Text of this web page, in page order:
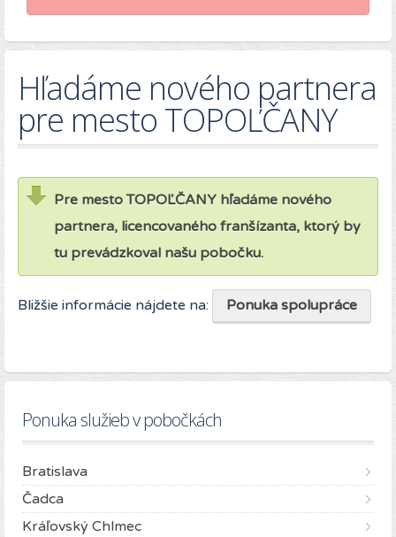
Hľadáme nového partnera
pre mesto TOPOĽČANY
Pre mesto TOPOĽČANY hľadáme nového
partnera, licencovaného franšízanta, ktorý by
tu prevádzkoval našu pobočku.
Bližšie informácie nájdete na: Ponuka spolupráce
Ponuka služieb v pobočkách
Bratislava
Čadca
Kráľovský Chlmec